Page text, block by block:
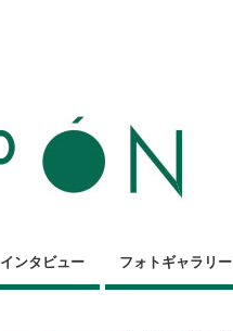
インタビュー フォトギャラリー